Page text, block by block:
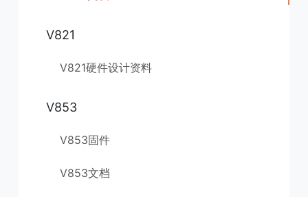
V821
V821硬件设计资料
V853
V853固件
V853文档